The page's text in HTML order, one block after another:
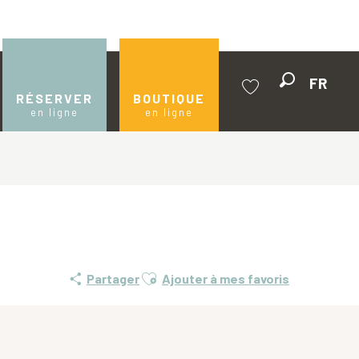
RÉSERVER
en ligne
BOUTIQUE
en ligne
FR
PartagerAjouter aux favoris
Ajouter à mes favoris